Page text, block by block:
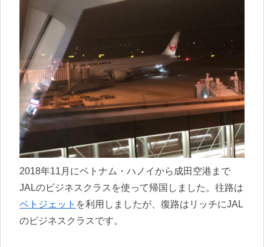
2018年11月にベトナム・ハノイから成田空港まで
JALのビジネスクラスを使って帰国しました。往路は
ベトジェット を利用しましたが、復路はリッチにJAL
のビジネスクラスです。